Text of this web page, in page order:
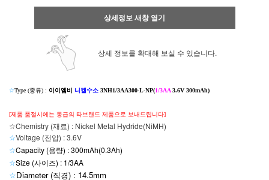
상세정보 새창 열기
상세 정보를 확대해 보실 수 있습니다.
☆Type (종류) : 이이엠비 니켈수소 3NH1/3AA300-L-NP(1/3AA3.6V 300mAh)
[제품 품절시에는 동급의 타브랜드 제품으로 보내드립니다]
☆Chemistry (재료) : Nickel Metal Hydride(NiMH)
☆Voltage (전압) : 3.6V
☆Capacity (용량) : 300mAh(0.3Ah)
☆Size (사이즈) : 1/3AA
☆Diameter (직경) : 14.5mm